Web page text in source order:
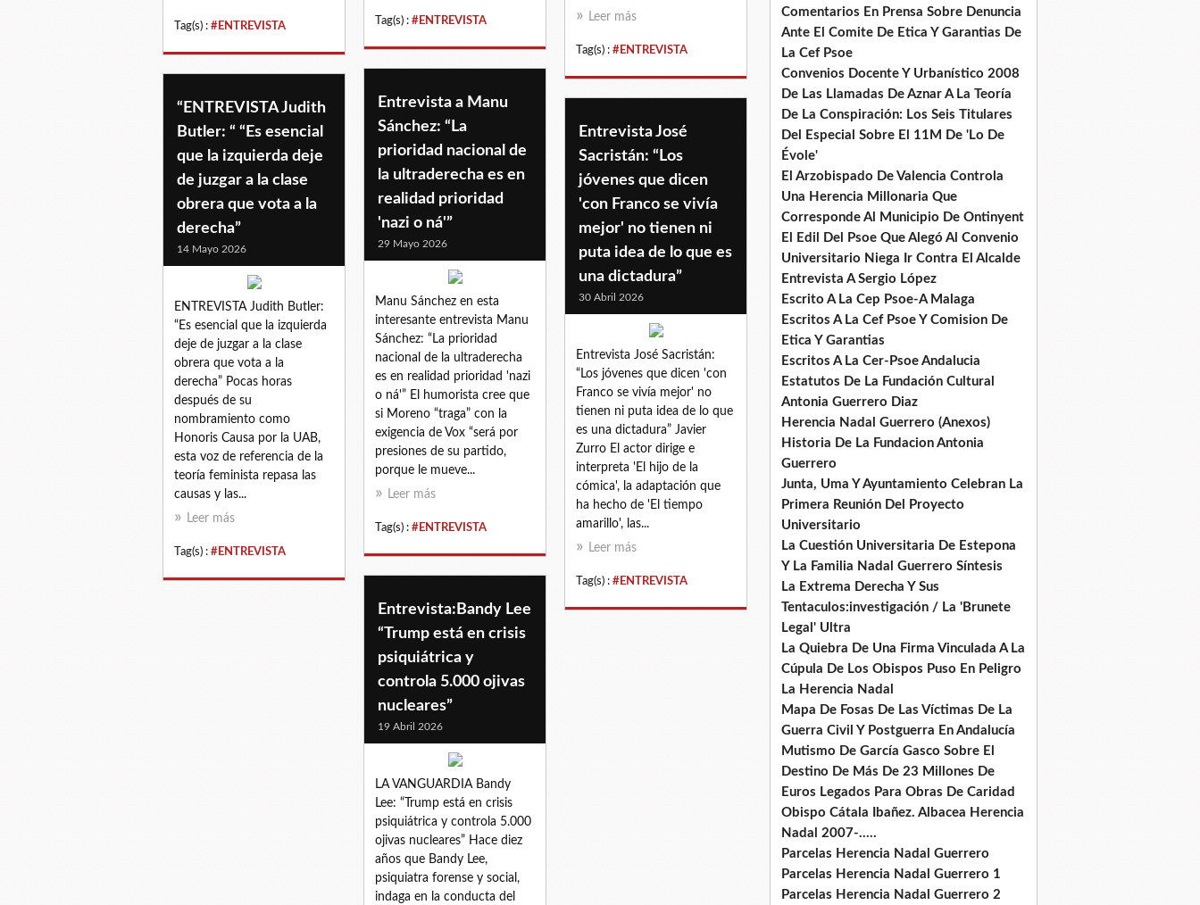
Tag(s) : #ENTREVISTA Tag(s) : #ENTREVISTA
Leer más
Tag(s) : #ENTREVISTA
Entrevista a Manu
Sánchez: “La
prioridad nacional de
la ultraderecha es en
realidad prioridad
'nazi o ná'”
29 Mayo 2026
Manu Sánchez en esta
interesante entrevista Manu
Sánchez: “La prioridad
nacional de la ultraderecha
es en realidad prioridad 'nazi
o ná'” El humorista cree que
si Moreno “traga” con la
exigencia de Vox “será por
presiones de su partido,
porque le mueve...
Leer más
Tag(s) : #ENTREVISTA
“ENTREVISTA Judith
Butler: “ “Es esencial
que la izquierda deje
de juzgar a la clase
obrera que vota a la
derecha”
14 Mayo 2026
ENTREVISTA Judith Butler:
“Es esencial que la izquierda
deje de juzgar a la clase
obrera que vota a la
derecha” Pocas horas
después de su
nombramiento como
Honoris Causa por la UAB,
esta voz de referencia de la
teoría feminista repasa las
causas y las...
Leer más
Tag(s) : #ENTREVISTA
Entrevista José
Sacristán: “Los
jóvenes que dicen
'con Franco se vivía
mejor' no tienen ni
puta idea de lo que es
una dictadura”
30 Abril 2026
Entrevista José Sacristán:
“Los jóvenes que dicen 'con
Franco se vivía mejor' no
tienen ni puta idea de lo que
es una dictadura” Javier
Zurro El actor dirige e
interpreta 'El hijo de la
cómica', la adaptación que
ha hecho de 'El tiempo
amarillo', las...
Leer más
Tag(s) : #ENTREVISTA
Entrevista:Bandy Lee
“Trump está en crisis
psiquiátrica y
controla 5.000 ojivas
nucleares”
19 Abril 2026
LA VANGUARDIA Bandy
Lee: “Trump está en crisis
psiquiátrica y controla 5.000
ojivas nucleares” Hace diez
años que Bandy Lee,
psiquiatra forense y social,
indaga en la conducta del
Comentarios En Prensa Sobre Denuncia
Ante El Comite De Etica Y Garantias De
La Cef Psoe
Convenios Docente Y Urbanístico 2008
De Las Llamadas De Aznar A La Teoría
De La Conspiración: Los Seis Titulares
Del Especial Sobre El 11M De 'Lo De
Évole'
El Arzobispado De Valencia Controla
Una Herencia Millonaria Que
Corresponde Al Municipio De Ontinyent
El Edil Del Psoe Que Alegó Al Convenio
Universitario Niega Ir Contra El Alcalde
Entrevista A Sergio López
Escrito A La Cep Psoe-A Malaga
Escritos A La Cef Psoe Y Comision De
Etica Y Garantias
Escritos A La Cer-Psoe Andalucia
Estatutos De La Fundación Cultural
Antonia Guerrero Diaz
Herencia Nadal Guerrero (Anexos)
Historia De La Fundacion Antonia
Guerrero
Junta, Uma Y Ayuntamiento Celebran La
Primera Reunión Del Proyecto
Universitario
La Cuestión Universitaria De Estepona
Y La Familia Nadal Guerrero Síntesis
La Extrema Derecha Y Sus
Tentaculos:investigación / La 'Brunete
Legal' Ultra
La Quiebra De Una Firma Vinculada A La
Cúpula De Los Obispos Puso En Peligro
La Herencia Nadal
Mapa De Fosas De Las Víctimas De La
Guerra Civil Y Postguerra En Andalucía
Mutismo De García Gasco Sobre El
Destino De Más De 23 Millones De
Euros Legados Para Obras De Caridad
Obispo Cátala Ibañez. Albacea Herencia
Nadal 2007-.....
Parcelas Herencia Nadal Guerrero
Parcelas Herencia Nadal Guerrero 1
Parcelas Herencia Nadal Guerrero 2